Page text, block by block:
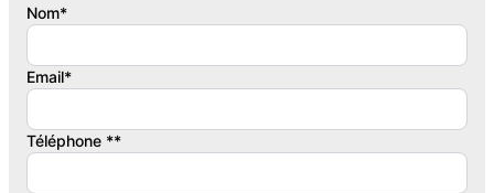
Nom*
Email*
Téléphone **